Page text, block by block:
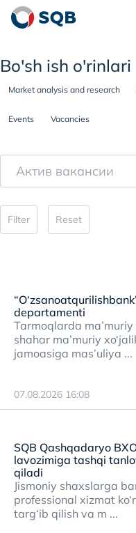
Bo'sh ish o'rinlari
Market analysis and research
Events Vacancies
Актив вакансии
Filter Reset
departamenti
Tarmoqlarda
shahar ma’muriy
jamoasiga mas’uliya ...
07.08.2026 16:08
SQB Qashqadaryo
lavozimiga tashqi
qiladi
Jismoniy shaxslarga
professional xizmat
targ‘ib qilish va m ...